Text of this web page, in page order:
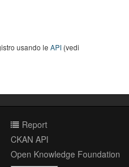
usando le API (vedi
Report
CKAN API
Open Knowledge Foundation